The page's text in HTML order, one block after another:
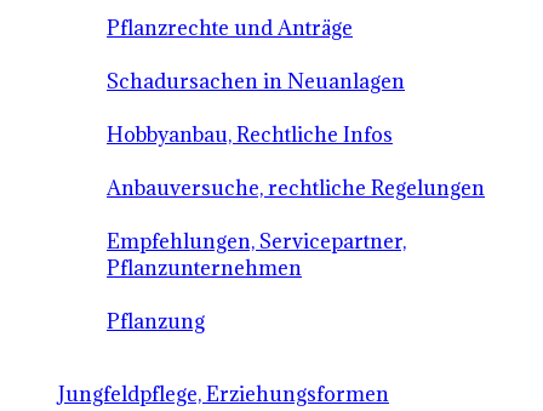
Pflanzrechte und Anträge
Schadursachen in Neuanlagen
Hobbyanbau, Rechtliche Infos
Anbauversuche, rechtliche Regelungen
Empfehlungen, Servicepartner,
Pflanzunternehmen
Pflanzung
Jungfeldpflege, Erziehungsformen